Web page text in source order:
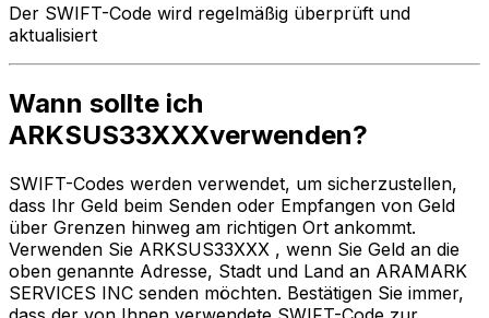
Der SWIFT-Code wird regelmäßig überprüft und
aktualisiert
Wann sollte ich
ARKSUS33XXXverwenden?
SWIFT-Codes werden verwendet, um sicherzustellen,
dass Ihr Geld beim Senden oder Empfangen von Geld
über Grenzen hinweg am richtigen Ort ankommt.
Verwenden Sie ARKSUS33XXX , wenn Sie Geld an die
oben genannte Adresse, Stadt und Land an ARAMARK
SERVICES INC senden möchten. Bestätigen Sie immer,